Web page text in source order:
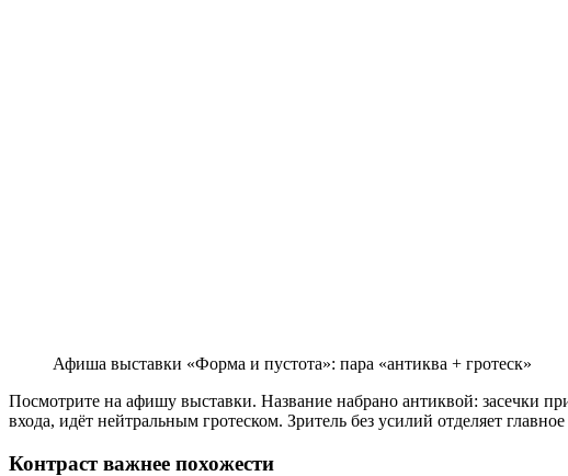
Афиша выставки «Форма и пустота»: пара «антиква + гротеск»
Посмотрите на афишу выставки. Название набрано антиквой: засечки
входа, идёт нейтральным гротеском. Зритель без усилий отделяет
Контраст важнее похожести